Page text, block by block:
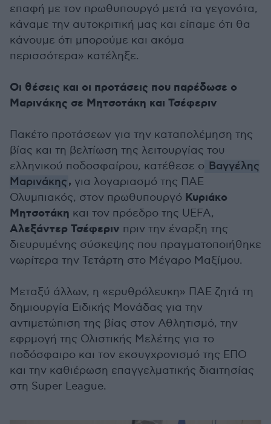
επαφή με τον πρωθυπουργό μετά τα γεγονότα,
κάναμε την αυτοκριτική μας και είπαμε ότι θα
κάνουμε ότι μπορούμε και ακόμα
περισσότερα» κατέληξε.
Οι θέσεις και οι προτάσεις που παρέδωσε ο
Μαρινάκης σε Μητσοτάκη και Τσέφεριν
Πακέτο προτάσεων για την καταπολέμηση της
βίας και τη βελτίωση της λειτουργίας του
ελληνικού ποδοσφαίρου, κατέθεσε ο Βαγγέλης
Μαρινάκης, για λογαριασμό της ΠΑΕ
Ολυμπιακός, στον πρωθυπουργό Κυριάκο
Μητσοτάκη και τον πρόεδρο της UEFA,
Αλεξάντερ Τσέφεριν πριν την έναρξη της
διευρυμένης σύσκεψης που πραγματοποιήθηκε
νωρίτερα την Τετάρτη στο Μέγαρο Μαξίμου.
Μεταξύ άλλων, η «ερυθρόλευκη» ΠΑΕ ζητά τη
δημιουργία Ειδικής Μονάδας για την
αντιμετώπιση της βίας στον Αθλητισμό, την
εφρμογή της Ολιστικής Μελέτης για το
ποδόσφαιρο και τον εκσυγχρονισμό της ΕΠΟ
και την καθιέρωση επαγγελματικής διαιτησίας
στη Super League.